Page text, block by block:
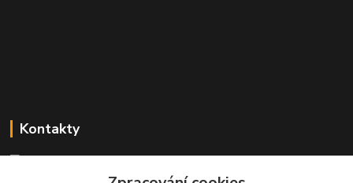
Kontakty